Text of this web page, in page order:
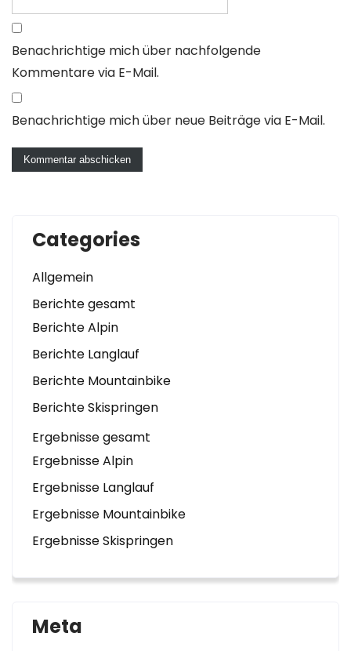
Benachrichtige mich über nachfolgende
Kommentare via E-Mail.
Benachrichtige mich über neue Beiträge via E-Mail.
Categories
Allgemein
Berichte gesamt
Berichte Alpin
Berichte Langlauf
Berichte Mountainbike
Berichte Skispringen
Ergebnisse gesamt
Ergebnisse Alpin
Ergebnisse Langlauf
Ergebnisse Mountainbike
Ergebnisse Skispringen
Meta